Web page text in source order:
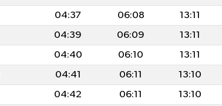
04:37 06:08 13:11
04:39 06:09 13:11
04:40 06:10 13:11
04:41 06:11 13:10
04:42 06:11 13:10